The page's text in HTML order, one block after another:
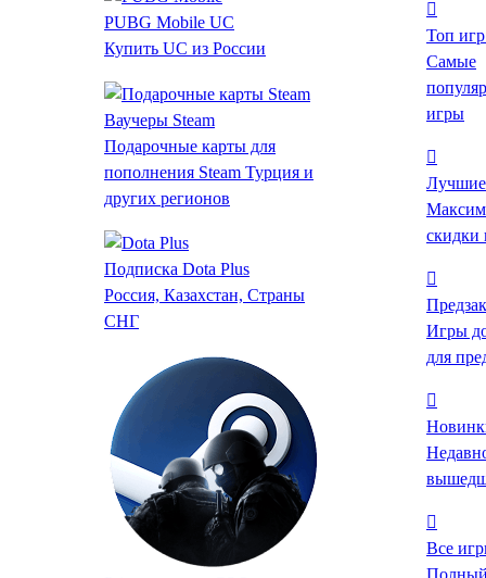
PUBG Mobile UC
Купить UC из России
Ваучеры Steam
Подарочные карты для
пополнения Steam Турция и
других регионов
Подписка Dota Plus
Россия, Казахстан, Страны
СНГ
Топ
Самые
игры
скидки
Игры
для
Все
Полный
Топ за месяц new Все игры
Цена
Жанр
Экшены
Инди
Стратегии
Приключенческие
Казуальные
Симуляторы
Гонки
Спортивные